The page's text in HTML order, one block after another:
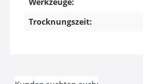
Trocknungszeit: